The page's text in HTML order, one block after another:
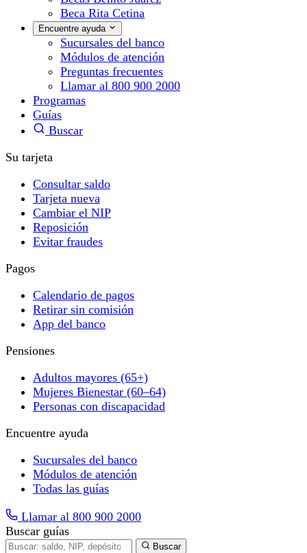
Beca Rita Cetina
Encuentre ayuda
Sucursales del banco
Módulos de atención
Preguntas frecuentes
Llamar al 800 900 2000
Programas
Guías
Buscar
Su tarjeta
Consultar saldo
Tarjeta nueva
Cambiar el NIP
Reposición
Evitar fraudes
Pagos
Calendario de pagos
Retirar sin comisión
App del banco
Pensiones
Adultos mayores (65+)
Mujeres Bienestar (60–64)
Personas con discapacidad
Encuentre ayuda
Sucursales del banco
Módulos de atención
Todas las guías
Llamar al 800 900 2000
Buscar guías
Buscar